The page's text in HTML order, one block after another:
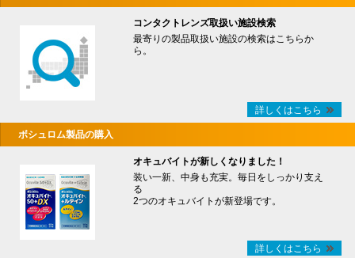
コンタクトレンズ取扱い施設検索
最寄りの製品取扱い施設の検索はこちらか
ら。
詳しくはこちら
ボシュロム製品の購入
オキュバイトが新しくなりました！
装い一新、中身も充実。毎日をしっかり支え
る
2つのオキュバイトが新登場です。
詳しくはこちら